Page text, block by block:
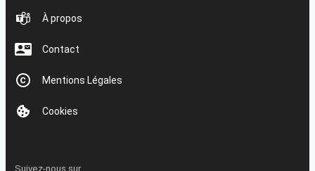
À propos
Contact
Mentions Légales
Cookies
Suivez-nous sur